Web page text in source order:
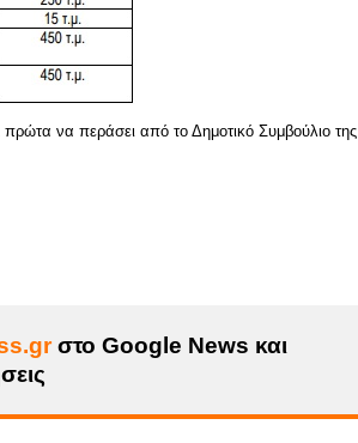
να περάσει από το Δημοτικό Συμβούλιο της
στο Google News και